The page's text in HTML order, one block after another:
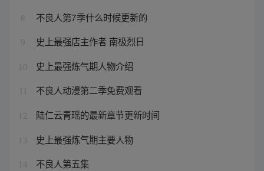
8 不良人第7季什么时候更新的
9 史上最强店主作者 南极烈日
10 史上最强炼气期人物介绍
不良人动漫第二季免费观看
12 陆仁云青瑶的最新章节更新时间
13 史上最强炼气期主要人物
14 不良人第五集